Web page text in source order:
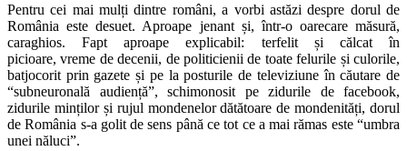
Pentru cei mai mulți dintre români, a vorbi astăzi despre dorul de
România este desuet. Aproape jenant și, într-o oarecare măsură,
caraghios. Fapt aproape explicabil: terfelit și călcat în
picioare, vreme de decenii, de politicienii de toate felurile și culorile,
batjocorit prin gazete și pe la posturile de televiziune în căutare de
“subneuronală audiență”, schimonosit pe zidurile de facebook,
zidurile minților și rujul mondenelor dătătoare de mondenități, dorul
de România s-a golit de sens până ce tot ce a mai rămas este “umbra
unei năluci”.